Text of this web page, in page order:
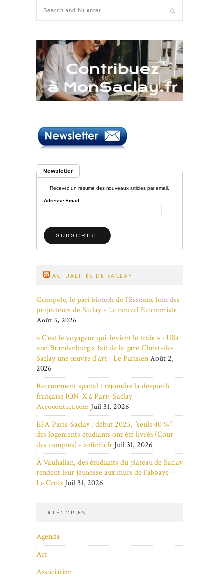
Newsletter
Recevez un résumé des nouveaux articles par email.
Adresse Email
ACTUALITÉS DE SACLAY
Genopole, le pari biotech de l'Essonne loin des
projecteurs de Saclay - Le nouvel Economiste
Août 3, 2026
« C’est le voyageur qui devient le train » : Ulla
von Brandenburg a fait de la gare Christ-de-
Saclay une œuvre d’art - Le ParisienAoût 2,
2026
Recrutement spatial : rejoindre la deeptech
française ION-X à Paris-Saclay -
Aerocontact.com Juil 31, 2026
EPA Paris-Saclay : début 2025, "seuls 40 %"
des logements étudiants ont été livrés (Cour
des comptes) - aefinfo.fr Juil 31, 2026
À Vauhallan, des étudiants du plateau de Saclay
rendent leur jeunesse aux murs de l’abbaye -
La Croix Juil 31, 2026
CATÉGORIES
Agenda
Art
Association